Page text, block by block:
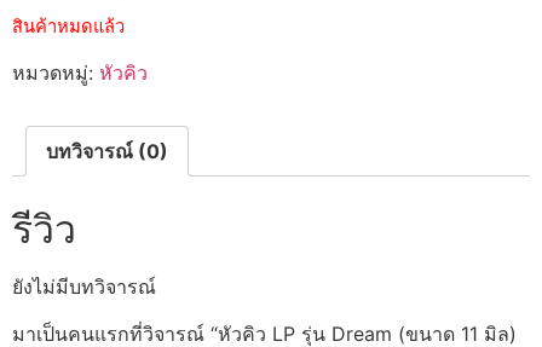
สินค้าหมดแล้ว
หมวดหมู่: หัวคิว
บทวิจารณ์ (0)
รีวิว
ยังไม่มีบทวิจารณ์
มาเป็นคนแรกที่วิจารณ์ “หัวคิว LP รุ่น Dream (ขนาด 11 มิล)